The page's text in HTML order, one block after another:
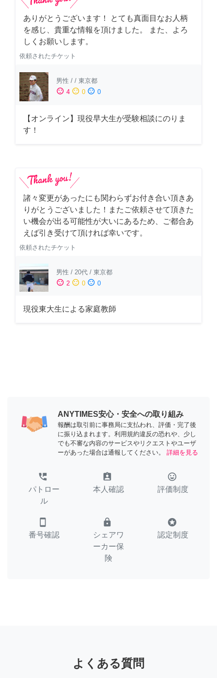
ありがとうございます！ とても真面目なお人柄
を感じ、貴重な情報を頂けました。 また、よろ
しくお願いします。
依頼されたチケット
男性 / / 東京都
sentiment_satisfied 4 sentiment_neutral 0 sentiment_dissatisfied 0
【オンライン】現役早大生が受験相談にのりま
す！
諸々変更があったにも関わらずお付き合い頂きあ
りがとうございました！またご依頼させて頂きた
い機会が出る可能性が大いにあるため、ご都合あ
えば引き受けて頂ければ幸いです。
依頼されたチケット
男性 / 20代 / 東京都
sentiment_satisfied 2 sentiment_neutral 0 sentiment_dissatisfied 0
現役東大生による家庭教師
ANYTIMES安心・安全への取り組み
報酬は取引前に事務局に支払われ、評価・完了後
に振り込まれます。利用規約違反の恐れや、少し
でも不審な内容のサービスやリクエストやユーザ
ーがあった場合は通報してください。
詳細を見る
perm_phone_msg
パトロー
ル
assignment_ind
本人確認
tag_faces
評価制度
smartphone
番号確認
lock
シェアワ
ーカー保
険
stars
認定制度
よくある質問